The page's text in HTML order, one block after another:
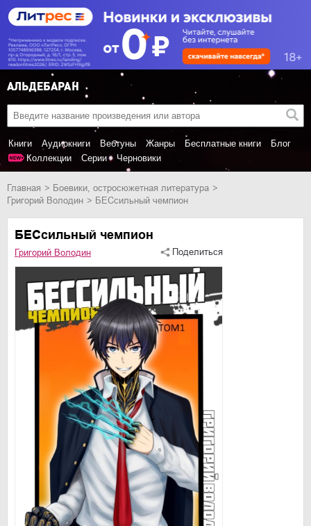
Книги Аудиокниги Вебтуны Жанры Бесплатные книги
Блог
Коллекции
Серии Черновики
Главная
боевики, остросюжетная литература
Григорий Володин
БЕСсильный чемпион
БЕСсильный чемпион
Григорий Володин Поделиться